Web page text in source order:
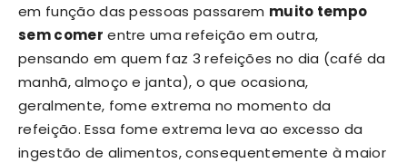
em função das pessoas passarem muito tempo
sem comer entre uma refeição em outra,
pensando em quem faz 3 refeições no dia (café da
manhã, almoço e janta), o que ocasiona,
geralmente, fome extrema no momento da
refeição. Essa fome extrema leva ao excesso da
ingestão de alimentos, consequentemente à maior